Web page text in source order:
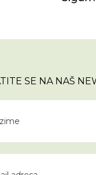
SE NA NAŠ